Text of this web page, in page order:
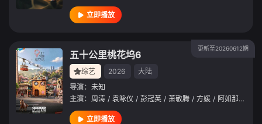
立即播放
更新至20260612期
五十公里桃花坞6
综艺 2026
大陆
导演： 未知
主演： 周涛 / 袁咏仪 / 彭冠英 / 萧敬腾 / 方媛 / 阿如那 /
立即播放